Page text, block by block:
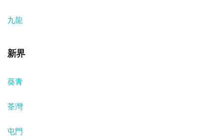
九龍
新界
葵青
荃灣
屯門